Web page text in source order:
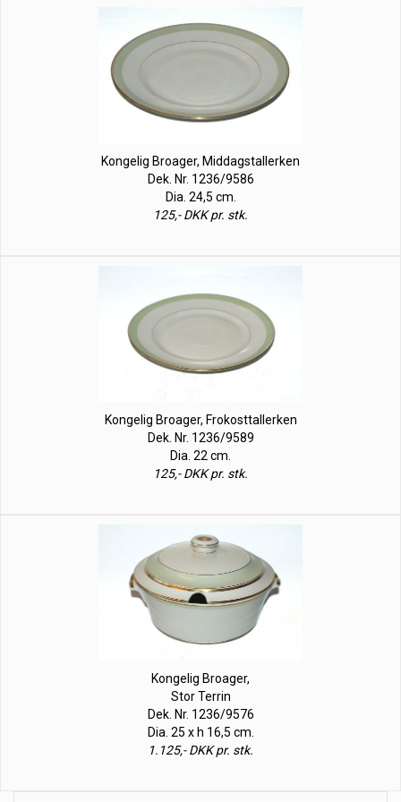
Kongelig Broager, Middagstallerken
Dek. Nr. 1236/9586
Dia. 24,5 cm.
125,- DKK pr. stk.
Kongelig Broager, Frokosttallerken
Dek. Nr. 1236/9589
Dia. 22 cm.
125,- DKK pr. stk.
Kongelig Broager,
Stor Terrin
Dek. Nr. 1236/9576
Dia. 25 x h 16,5 cm.
1.125,- DKK pr. stk.